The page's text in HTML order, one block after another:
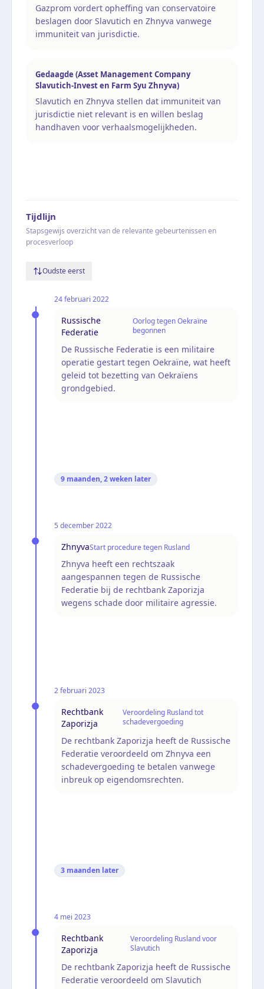
Gazprom vordert opheffing van conservatoire
beslagen door Slavutich en Zhnyva vanwege
immuniteit van jurisdictie.
Gedaagde (Asset Management Company
Slavutich-Invest en Farm Syu Zhnyva)
Slavutich en Zhnyva stellen dat immuniteit van
jurisdictie niet relevant is en willen beslag
handhaven voor verhaalsmogelijkheden.
Tijdlijn
Stapsgewijs overzicht van de relevante gebeurtenissen en
procesverloop
Oudste eerst
24 februari 2022
Russische
Federatie
Oorlog tegen Oekraïne
begonnen
De Russische Federatie is een militaire
operatie gestart tegen Oekraïne, wat heeft
geleid tot bezetting van Oekraïens
grondgebied.
9 maanden, 2 weken later
5 december 2022
ZhnyvaStart procedure tegen Rusland
Zhnyva heeft een rechtszaak
aangespannen tegen de Russische
Federatie bij de rechtbank Zaporizja
wegens schade door militaire agressie.
2 februari 2023
Rechtbank
Zaporizja
Veroordeling Rusland tot
schadevergoeding
De rechtbank Zaporizja heeft de Russische
Federatie veroordeeld om Zhnyva een
schadevergoeding te betalen vanwege
inbreuk op eigendomsrechten.
3 maanden later
4 mei 2023
Rechtbank
Zaporizja
Veroordeling Rusland voor
Slavutich
De rechtbank Zaporizja heeft de Russische
Federatie veroordeeld om Slavutich